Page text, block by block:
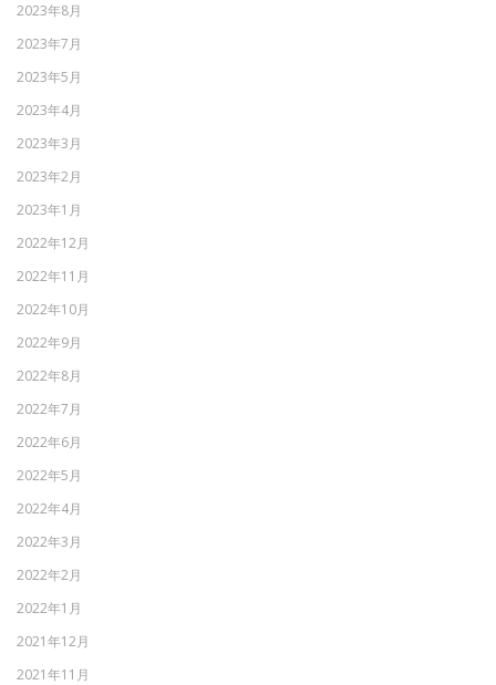
2023年8月
2023年7月
2023年5月
2023年4月
2023年3月
2023年2月
2023年1月
2022年12月
2022年11月
2022年10月
2022年9月
2022年8月
2022年7月
2022年6月
2022年5月
2022年4月
2022年3月
2022年2月
2022年1月
2021年12月
2021年11月